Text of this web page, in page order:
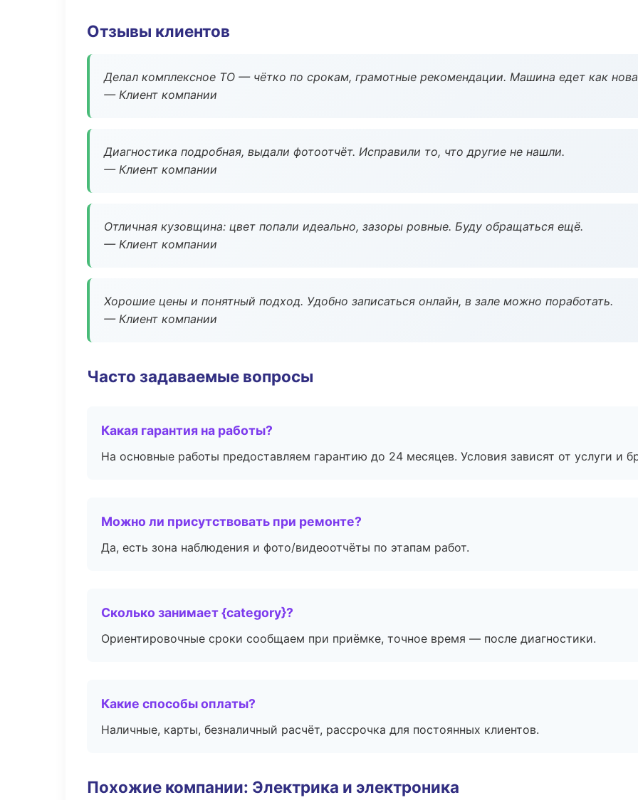
Отзывы клиентов
Делал комплексное ТО — чётко по срокам, грамотные рекомендации. Машина едет как
— Клиент компании
Диагностика подробная, выдали фотоотчёт. Исправили то, что другие не нашли.
— Клиент компании
Отличная кузовщина: цвет попали идеально, зазоры ровные. Буду обращаться ещё.
— Клиент компании
Хорошие цены и понятный подход. Удобно записаться онлайн, в зале можно поработать.
— Клиент компании
Часто задаваемые вопросы
Какая гарантия на работы?
На основные работы предоставляем гарантию до 24 месяцев. Условия зависят от услуги и
Можно ли присутствовать при ремонте?
Да, есть зона наблюдения и фото/видеоотчёты по этапам работ.
Сколько занимает {category}?
Ориентировочные сроки сообщаем при приёмке, точное время — после диагностики.
Какие способы оплаты?
Наличные, карты, безналичный расчёт, рассрочка для постоянных клиентов.
Похожие компании: Электрика и электроника